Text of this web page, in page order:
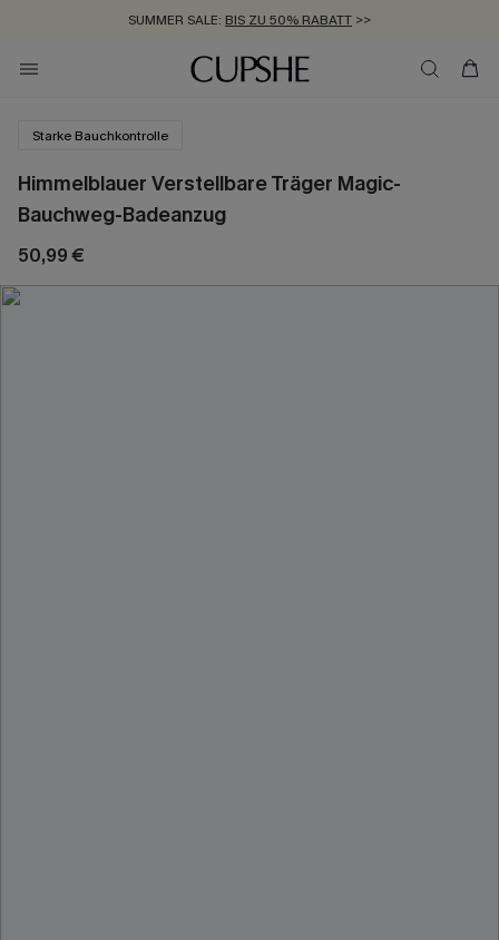
SUMMER SALE: BIS ZU 50% RABATT >>
ZUM NEWSLETTER:BIS ZU -20% EXTRA ERHALTEN
KOSTENLOSER VERSAND AB 89 €
Starke Bauchkontrolle
Himmelblauer Verstellbare Träger Magic-
Bauchweg-Badeanzug
50,99 €